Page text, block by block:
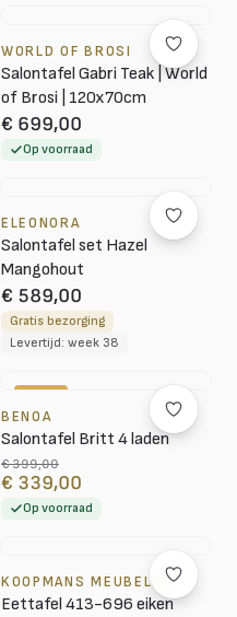
WORLD OF BROSI
Salontafel Gabri Teak | World
of Brosi | 120x70cm
€ 699,00
Op voorraad
ELEONORA
Salontafel set Hazel
Mangohout
€ 589,00
Gratis bezorging
Levertijd: week 38
BENOA
Salontafel Britt 4 laden
€ 399,00
€ 339,00
Op voorraad
KOOPMANS MEUBELEN
Eettafel 413-696 eiken